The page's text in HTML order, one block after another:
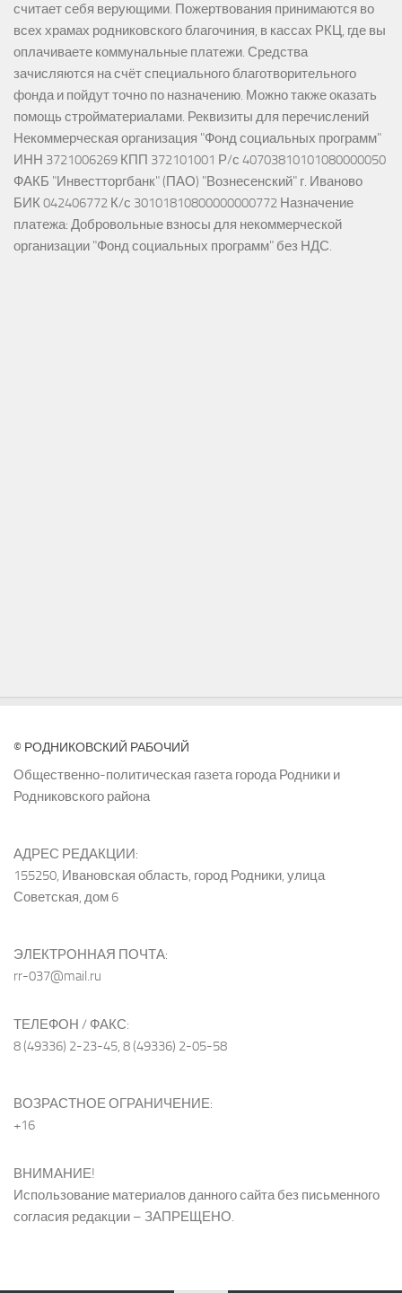
считает себя верующими. Пожертвования принимаются во
всех храмах родниковского благочиния, в кассах РКЦ, где вы
оплачиваете коммунальные платежи. Средства
зачисляются на счёт специального благотворительного
фонда и пойдут точно по назначению. Можно также оказать
помощь стройматериалами. Реквизиты для перечислений
Некоммерческая организация "Фонд социальных программ"
ИНН 3721006269 КПП 372101001 Р/с 40703810101080000050
ФАКБ "Инвестторгбанк" (ПАО) "Вознесенский" г. Иваново
БИК 042406772 К/с 30101810800000000772 Назначение
платежа: Добровольные взносы для некоммерческой
организации "Фонд социальных программ" без НДС.
© РОДНИКОВСКИЙ РАБОЧИЙ
Общественно-политическая газета города Родники и
Родниковского района
АДРЕС РЕДАКЦИИ:
155250, Ивановская область, город Родники, улица
Советская, дом 6
ЭЛЕКТРОННАЯ ПОЧТА:
rr-037@mail.ru
ТЕЛЕФОН / ФАКС:
8 (49336) 2-23-45, 8 (49336) 2-05-58
ВОЗРАСТНОЕ ОГРАНИЧЕНИЕ:
+16
ВНИМАНИЕ!
Использование материалов данного сайта без письменного
согласия редакции – ЗАПРЕЩЕНО.